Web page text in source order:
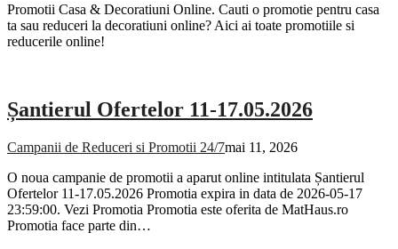
Promotii Casa & Decoratiuni Online. Cauti o promotie pentru casa
ta sau reduceri la decoratiuni online? Aici ai toate promotiile si
reducerile online!
Șantierul Ofertelor 11-17.05.2026
Campanii de Reduceri si Promotii 24/7mai 11, 2026
O noua campanie de promotii a aparut online intitulata Șantierul
Ofertelor 11-17.05.2026 Promotia expira in data de 2026-05-17
23:59:00. Vezi Promotia Promotia este oferita de MatHaus.ro
Promotia face parte din…